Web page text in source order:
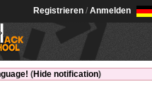
Registrieren / Anmelden
(Hide notification)